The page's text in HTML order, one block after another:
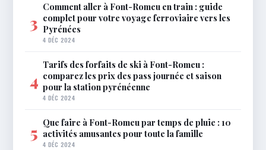
3
Comment aller à Font-Romeu en train : guide
complet pour votre voyage ferroviaire vers les
Pyrénées
4 DÉC 2024
4
Tarifs des forfaits de ski à Font-Romeu :
comparez les prix des pass journée et saison
pour la station pyrénéenne
4 DÉC 2024
5 Que faire à Font-Romeu par temps de pluie : 10
activités amusantes pour toute la famille
4 DÉC 2024